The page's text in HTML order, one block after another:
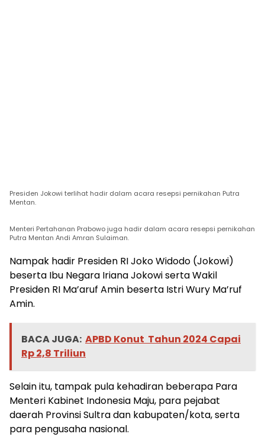
Presiden Jokowi terlihat hadir dalam acara resepsi pernikahan Putra
Mentan.
Menteri Pertahanan Prabowo juga hadir dalam acara resepsi pernikahan
Putra Mentan Andi Amran Sulaiman.
Nampak hadir Presiden RI Joko Widodo (Jokowi)
beserta Ibu Negara Iriana Jokowi serta Wakil
Presiden RI Ma’aruf Amin beserta Istri Wury Ma’ruf
Amin.
BACA JUGA: APBD Konut Tahun 2024 Capai
Rp 2,8 Triliun
Selain itu, tampak pula kehadiran beberapa Para
Menteri Kabinet Indonesia Maju, para pejabat
daerah Provinsi Sultra dan kabupaten/kota, serta
para pengusaha nasional.